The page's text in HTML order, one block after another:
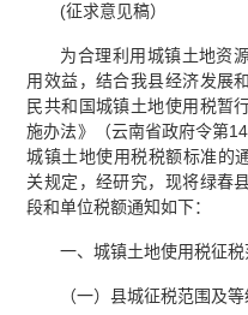
(征求意见稿）
为合理利用城镇土地资
用效益，结合我县经济发展
民共和国城镇土地使用税暂
施办法》（云南省政府令第
城镇土地使用税税额标准的
关规定，经研究，现将绿春
段和单位税额通知如下：
一、城镇土地使用税征
（一）县城征税范围及